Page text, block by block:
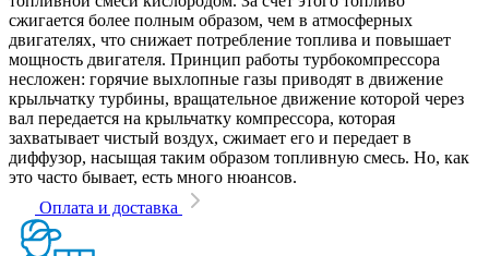
сжигается более полным образом, чем в атмосферных
двигателях, что снижает потребление топлива и повышает
мощность двигателя. Принцип работы турбокомпрессора
несложен: горячие выхлопные газы приводят в движение
крыльчатку турбины, вращательное движение которой через
вал передается на крыльчатку компрессора, которая
захватывает чистый воздух, сжимает его и передает в
диффузор, насыщая таким образом топливную смесь. Но, как
это часто бывает, есть много нюансов.
Оплата и доставка